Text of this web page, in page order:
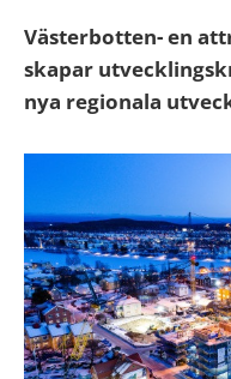
Västerbotten- en
skapar
nya regionala